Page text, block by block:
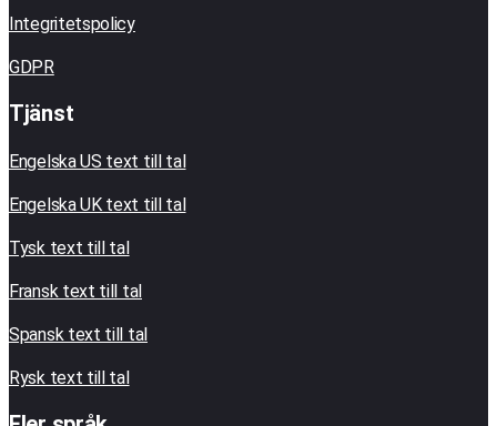
Integritetspolicy
GDPR
Tjänst
Engelska US text till tal
Engelska UK text till tal
Tysk text till tal
Fransk text till tal
Spansk text till tal
Rysk text till tal